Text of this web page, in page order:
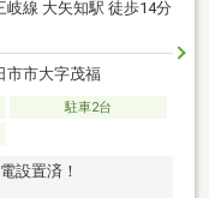
岐線 大矢知駅 徒歩14分
市市大字茂福
駐車2台
設置済！